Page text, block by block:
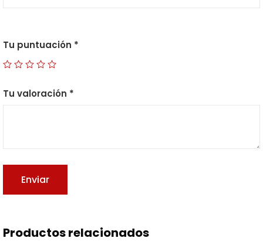
Tu puntuación *
Tu valoración *
Productos relacionados